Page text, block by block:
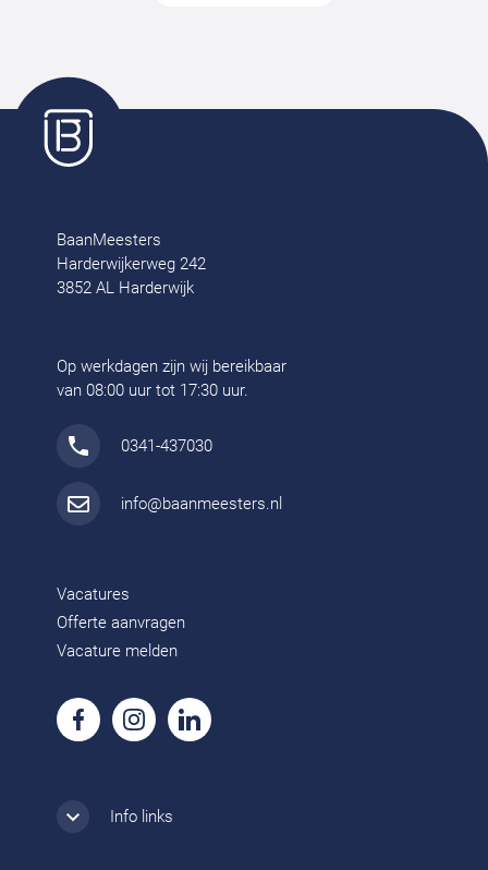
BaanMeesters
Harderwijkerweg 242
3852 AL Harderwijk
Op werkdagen zijn wij bereikbaar
van 08:00 uur tot 17:30 uur.
0341-437030
info@baanmeesters.nl
Vacatures
Offerte aanvragen
Vacature melden
Info links